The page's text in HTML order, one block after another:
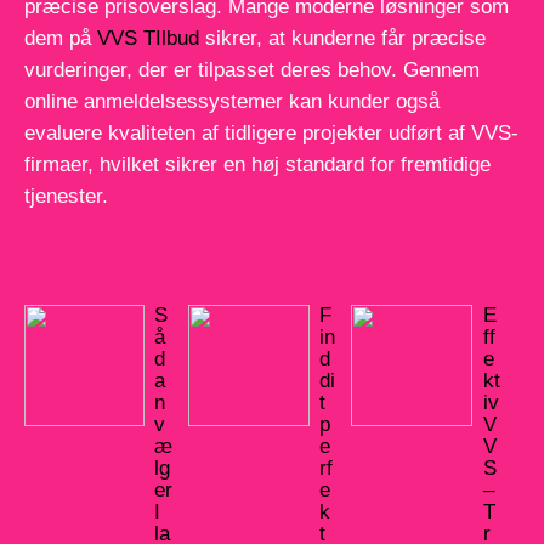
præcise prisoverslag. Mange moderne løsninger som
dem på VVS TIlbud sikrer, at kunderne får præcise
vurderinger, der er tilpasset deres behov. Gennem
online anmeldelsessystemer kan kunder også
evaluere kvaliteten af tidligere projekter udført af VVS-
firmaer, hvilket sikrer en høj standard for fremtidige
tjenester.
S
å
d
a
n
v
æ
lg
er
I
la
F
in
d
di
t
p
e
rf
e
k
t
E
ff
e
kt
iv
V
V
S
–
T
r